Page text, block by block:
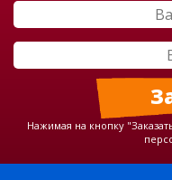
Нажимая на кнопку